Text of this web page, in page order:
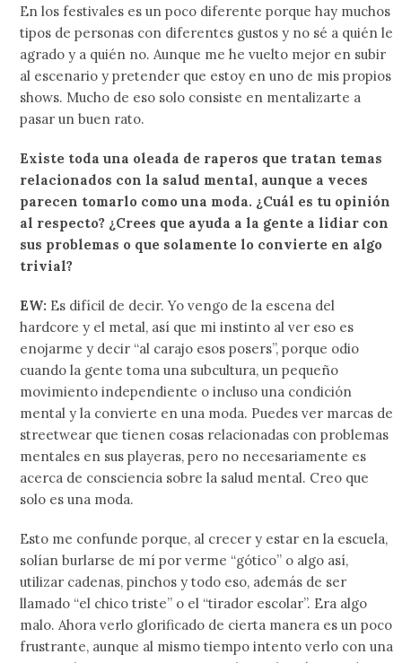
En los festivales es un poco diferente porque hay muchos
tipos de personas con diferentes gustos y no sé a quién le
agrado y a quién no. Aunque me he vuelto mejor en subir
al escenario y pretender que estoy en uno de mis propios
shows. Mucho de eso solo consiste en mentalizarte a
pasar un buen rato.
Existe toda una oleada de raperos que tratan temas
relacionados con la salud mental, aunque a veces
parecen tomarlo como una moda. ¿Cuál es tu opinión
al respecto? ¿Crees que ayuda a la gente a lidiar con
sus problemas o que solamente lo convierte en algo
trivial?
EW: Es difícil de decir. Yo vengo de la escena del
hardcore y el metal, así que mi instinto al ver eso es
enojarme y decir “al carajo esos posers”, porque odio
cuando la gente toma una subcultura, un pequeño
movimiento independiente o incluso una condición
mental y la convierte en una moda. Puedes ver marcas de
streetwear que tienen cosas relacionadas con problemas
mentales en sus playeras, pero no necesariamente es
acerca de consciencia sobre la salud mental. Creo que
solo es una moda.
Esto me confunde porque, al crecer y estar en la escuela,
solían burlarse de mí por verme “gótico” o algo así,
utilizar cadenas, pinchos y todo eso, además de ser
llamado “el chico triste” o el “tirador escolar”. Era algo
malo. Ahora verlo glorificado de cierta manera es un poco
frustrante, aunque al mismo tiempo intento verlo con una